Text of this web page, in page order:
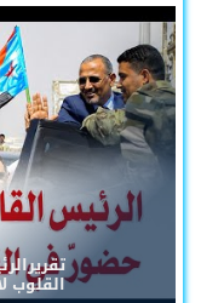
القلوب